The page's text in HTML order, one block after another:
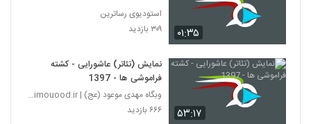
۰۱:۳۵
استودیوی رساترین
۳۰۹ بازدید
۵۳:۱۷
نمایش (تئاتر) عاشورایی - کشته
فراموشی ها - 1397
وبگاه مهدی موعود (عج) | mahdimouood.ir
۶۶۶ بازدید